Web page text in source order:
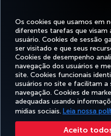
Os cookies que usamos em
diferentes tarefas que visam
usuário. Cookies de sessão
ser visitado e que seus
Cookies de desempenho
navegação dos usuários e
site. Cookies funcionais
usuários no site e facilitam a
navegação. Cookies de
adequadas usando
mídias sociais. Leia nossa
Aceito
Facebook
Twitter
RESERVA E
GERENCIAMENTO
EXPERIÊNCIA